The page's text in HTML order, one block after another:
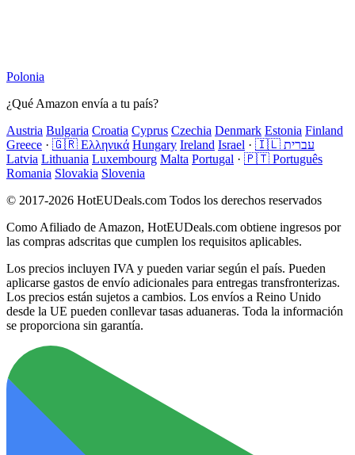
Polonia
¿Qué Amazon envía a tu país?
Austria Bulgaria Croatia Cyprus Czechia Denmark Estonia Finland
Greece · 🇬🇷 Ελληνικά Hungary Ireland Israel ·
🇮🇱 עברית
Latvia Lithuania Luxembourg Malta Portugal · 🇵🇹 Português
Romania Slovakia Slovenia
© 2017-2026 HotEUDeals.com Todos los derechos reservados
Como Afiliado de Amazon, HotEUDeals.com obtiene ingresos por
las compras adscritas que cumplen los requisitos aplicables.
Los precios incluyen IVA y pueden variar según el país. Pueden
aplicarse gastos de envío adicionales para entregas transfronterizas.
Los precios están sujetos a cambios. Los envíos a Reino Unido
desde la UE pueden conllevar tasas aduaneras. Toda la información
se proporciona sin garantía.